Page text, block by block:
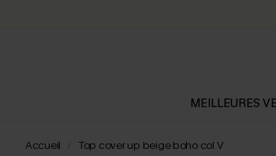
MEILLEURES
Accueil Top cover up beige boho col V